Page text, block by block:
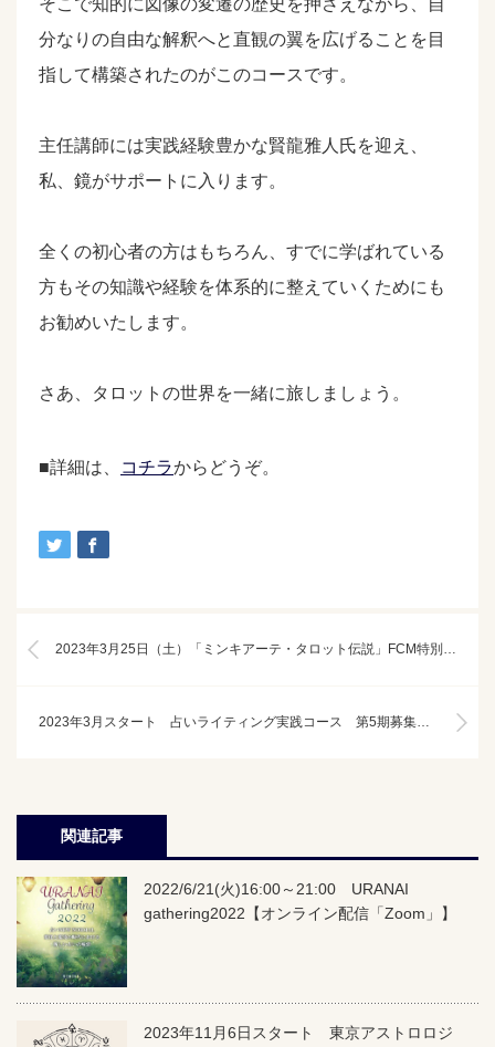
そこで知的に図像の変遷の歴史を押さえながら、自
分なりの自由な解釈へと直観の翼を広げることを目
指して構築されたのがこのコースです。
主任講師には実践経験豊かな賢龍雅人氏を迎え、
私、鏡がサポートに入ります。
全くの初心者の方はもちろん、すでに学ばれている
方もその知識や経験を体系的に整えていくためにも
お勧めいたします。
さあ、タロットの世界を一緒に旅しましょう。
■詳細は、 コチラからどうぞ。
2023年3月25日（土）「ミンキアーテ・タロット伝説」FCM特別講演
2023年3月スタート 占いライティング実践コース 第5期募集中！【Zoom/4ヶ月コース（月2回授業）】
関連記事
2022/6/21(火)16:00～21:00 URANAI
gathering2022【オンライン配信「Zoom」】
2023年11月6日スタート 東京アストロロジ